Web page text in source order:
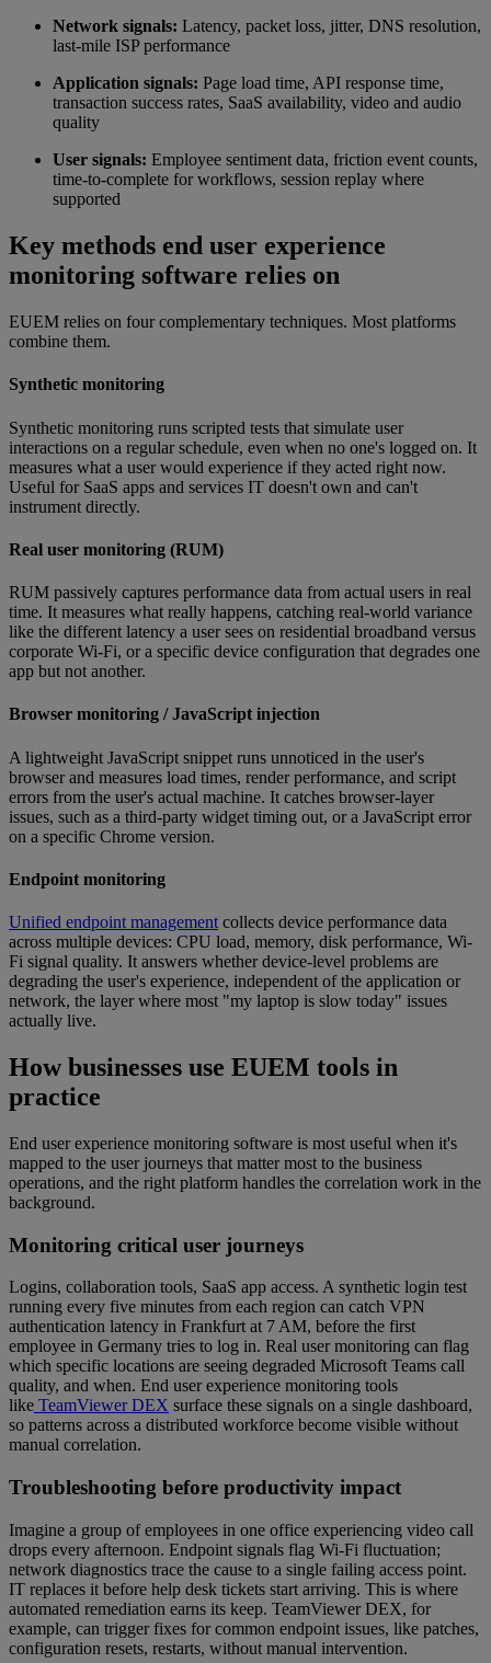
Network signals: Latency, packet loss, jitter, DNS resolution,
last-mile ISP performance
Application signals: Page load time, API response time,
transaction success rates, SaaS availability, video and audio
quality
User signals: Employee sentiment data, friction event counts,
time-to-complete for workflows, session replay where
supported
Key methods end user experience
monitoring software relies on
EUEM relies on four complementary techniques. Most platforms
combine them.
Synthetic monitoring
Synthetic monitoring runs scripted tests that simulate user
interactions on a regular schedule, even when no one's logged on. It
measures what a user would experience if they acted right now.
Useful for SaaS apps and services IT doesn't own and can't
instrument directly.
Real user monitoring (RUM)
RUM passively captures performance data from actual users in real
time. It measures what really happens, catching real-world variance
like the different latency a user sees on residential broadband versus
corporate Wi-Fi, or a specific device configuration that degrades one
app but not another.
Browser monitoring / JavaScript injection
A lightweight JavaScript snippet runs unnoticed in the user's
browser and measures load times, render performance, and script
errors from the user's actual machine. It catches browser-layer
issues, such as a third-party widget timing out, or a JavaScript error
on a specific Chrome version.
Endpoint monitoring
Unified endpoint management collects device performance data
across multiple devices: CPU load, memory, disk performance, Wi-
Fi signal quality. It answers whether device-level problems are
degrading the user's experience, independent of the application or
network, the layer where most "my laptop is slow today" issues
actually live.
How businesses use EUEM tools in
practice
End user experience monitoring software is most useful when it's
mapped to the user journeys that matter most to the business
operations, and the right platform handles the correlation work in the
background.
Monitoring critical user journeys
Logins, collaboration tools, SaaS app access. A synthetic login test
running every five minutes from each region can catch VPN
authentication latency in Frankfurt at 7 AM, before the first
employee in Germany tries to log in. Real user monitoring can flag
which specific locations are seeing degraded Microsoft Teams call
quality, and when. End user experience monitoring tools
like TeamViewer DEX surface these signals on a single dashboard,
so patterns across a distributed workforce become visible without
manual correlation.
Troubleshooting before productivity impact
Imagine a group of employees in one office experiencing video call
drops every afternoon. Endpoint signals flag Wi-Fi fluctuation;
network diagnostics trace the cause to a single failing access point.
IT replaces it before help desk tickets start arriving. This is where
automated remediation earns its keep. TeamViewer DEX, for
example, can trigger fixes for common endpoint issues, like patches,
configuration resets, restarts, without manual intervention.